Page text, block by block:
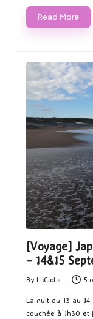
Read More
[Voyage]
– 14&15
Posted
by
By LuCioLe 5
La nuit du 13 au
couchée à 1h30